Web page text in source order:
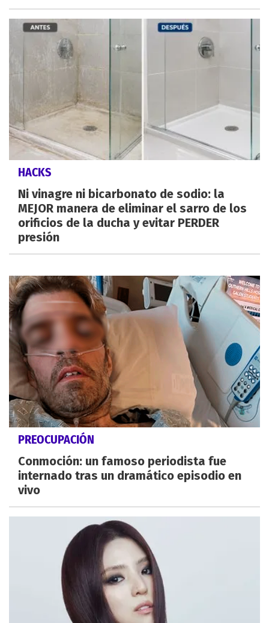
HACKS
Ni vinagre ni bicarbonato de sodio: la
MEJOR manera de eliminar el sarro de los
orificios de la ducha y evitar PERDER
presión
PREOCUPACIÓN
Conmoción: un famoso periodista fue
internado tras un dramático episodio en
vivo